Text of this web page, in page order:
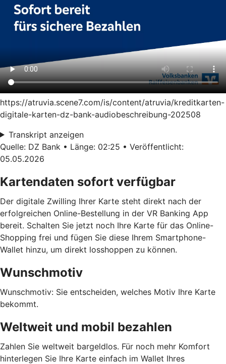
https://atruvia.scene7.com/is/content/atruvia/kreditkarten-
digitale-karten-dz-bank-audiobeschreibung-202508
Transkript anzeigen
Quelle: DZ Bank • Länge: 02:25 • Veröffentlicht:
05.05.2026
Kartendaten sofort verfügbar
Der digitale Zwilling Ihrer Karte steht direkt nach der
erfolgreichen Online-Bestellung in der VR Banking App
bereit. Schalten Sie jetzt noch Ihre Karte für das Online-
Shopping frei und fügen Sie diese Ihrem Smartphone-
Wallet hinzu, um direkt losshoppen zu können.
Wunschmotiv
Wunschmotiv: Sie entscheiden, welches Motiv Ihre Karte
bekommt.
Weltweit und mobil bezahlen
Zahlen Sie weltweit bargeldlos. Für noch mehr Komfort
hinterlegen Sie Ihre Karte einfach im Wallet Ihres